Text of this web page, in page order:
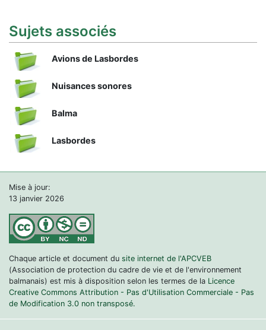
Sujets associés
Avions de Lasbordes
Nuisances sonores
Balma
Lasbordes
Mise à jour:
13 janvier 2026
Chaque article et document du site internet de l'APCVEB
(Association de protection du cadre de vie et de l'environnement
balmanais) est mis à disposition selon les termes de la Licence
Creative Commons Attribution - Pas d'Utilisation Commerciale - Pas
de Modification 3.0 non transposé.